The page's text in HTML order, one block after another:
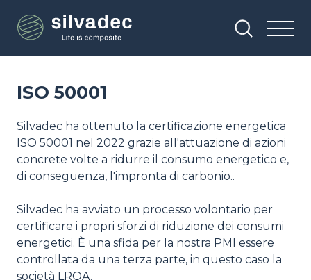
contenuto
ISO 50001
Silvadec ha ottenuto la certificazione energetica
ISO 50001 nel 2022 grazie all'attuazione di azioni
concrete volte a ridurre il consumo energetico e,
di conseguenza, l'impronta di carbonio..
Silvadec ha avviato un processo volontario per
certificare i propri sforzi di riduzione dei consumi
energetici. È una sfida per la nostra PMI essere
controllata da una terza parte, in questo caso la
società LRQA.